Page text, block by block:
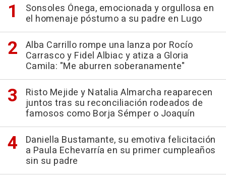
Sonsoles Ónega, emocionada y orgullosa en
el homenaje póstumo a su padre en Lugo
Alba Carrillo rompe una lanza por Rocío
Carrasco y Fidel Albiac y atiza a Gloria
Camila: "Me aburren soberanamente"
Risto Mejide y Natalia Almarcha reaparecen
juntos tras su reconciliación rodeados de
famosos como Borja Sémper o Joaquín
Daniella Bustamante, su emotiva felicitación
a Paula Echevarría en su primer cumpleaños
sin su padre